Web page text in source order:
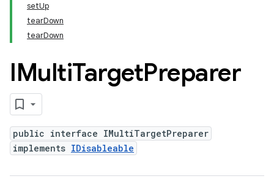
setUp
tearDown
tearDown
IMultiTargetPreparer
public interface IMultiTargetPreparer
implements IDisableable